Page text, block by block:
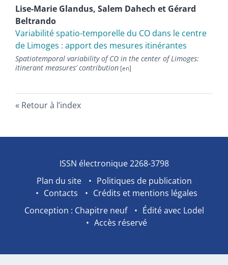
Lise-Marie Glandus, Salem Dahech et Gérard
Beltrando
Variabilité spatio-temporelle du CO dans le centre
de Limoges : apport des mesures itinérantes
Spatiotemporal variability of CO in the center of Limoges:
itinerant measuresʼ contribution
Retour à l’index
ISSN électronique 2268-3798
Plan du site
Politiques de publication
Contacts
Crédits et mentions légales
Conception : Chapitre neuf
Édité avec Lodel
Accès réservé